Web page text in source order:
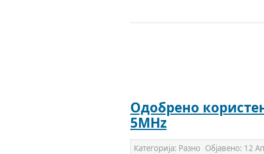
Одобрено
5MHz
Категорија: Разно Објавено: 12